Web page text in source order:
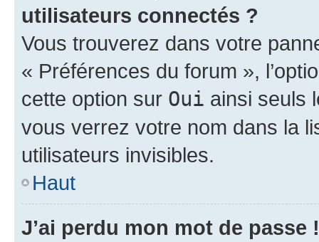
utilisateurs connectés ?
Vous trouverez dans votre
« Préférences du forum »,
cette option sur Oui ainsi seuls
vous verrez votre nom dans la
utilisateurs invisibles.
Haut
J’ai perdu mon mot de passe !